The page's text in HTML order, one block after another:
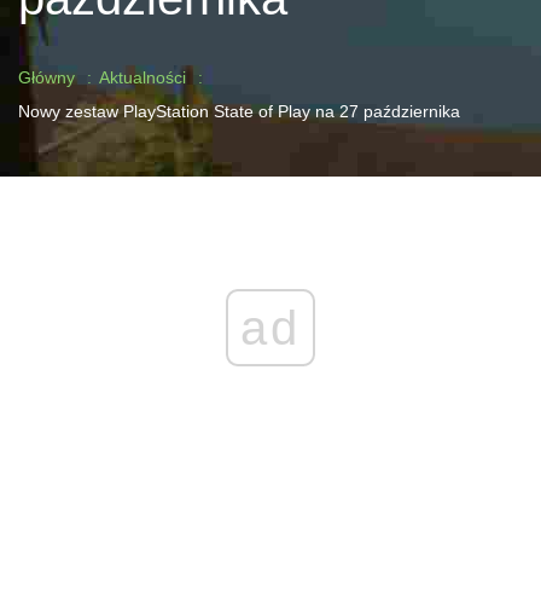
Główny
Aktualności
Nowy zestaw PlayStation State of Play na 27 października
ad